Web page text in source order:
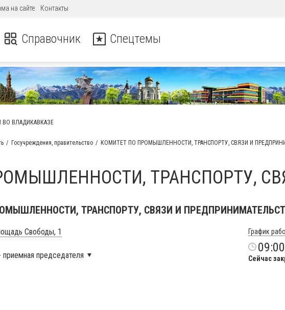
на сайте Контакты
Справочник Спецтемы
ВО ВЛАДИКАВКАЗЕ
Госучреждения, правительство КОМИТЕТ ПО ПРОМЫШЛЕННОСТИ, ТРАНСПОРТУ, СВЯЗИ И
ТРАНСПОРТУ,
ТРАНСПОРТУ, СВЯЗИ И
Свободы, 1
приемная председателя
График
Сейчас